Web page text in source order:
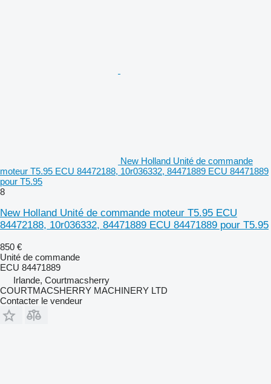
New Holland Unité de commande
moteur T5.95 ECU 84472188, 10r036332, 84471889 ECU 84471889
pour T5.95
8
New Holland Unité de commande moteur T5.95 ECU
84472188, 10r036332, 84471889 ECU 84471889 pour T5.95
850 €
Unité de commande
ECU 84471889
Irlande, Courtmacsherry
COURTMACSHERRY MACHINERY LTD
Contacter le vendeur